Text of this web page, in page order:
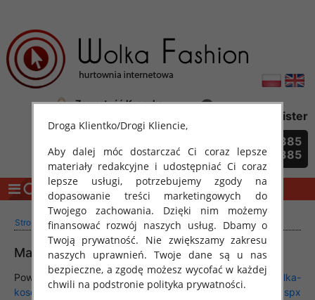
Zawartość Koszyka:
Register
729 437 385
729 437 385
CATEGORY
Strona główna>Produkty>Dodatki>Materiał
Materiał
Powiązany:wolkafashion.pl/wolka-
kosowska.aspx,wolkafashion.pl/dodatki.aspx
Droga Klientko/Drogi Kliencie,
Aby dalej móc dostarczać Ci coraz lepsze
materiały redakcyjne i udostępniać Ci coraz
lepsze usługi, potrzebujemy zgody na
dopasowanie treści marketingowych do
Twojego zachowania. Dzięki nim możemy
finansować rozwój naszych usług. Dbamy o
Twoją prywatność. Nie zwiększamy zakresu
naszych uprawnień. Twoje dane są u nas
bezpieczne, a zgodę możesz wycofać w każdej
chwili na podstronie polityka prywatności.